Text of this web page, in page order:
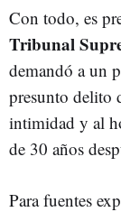
Con todo, es
Tribunal
demandó a un
presunto delito
intimidad y al
de 30 años
Para fuentes